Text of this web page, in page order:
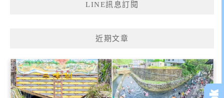
LINE訊息訂閱
近期文章